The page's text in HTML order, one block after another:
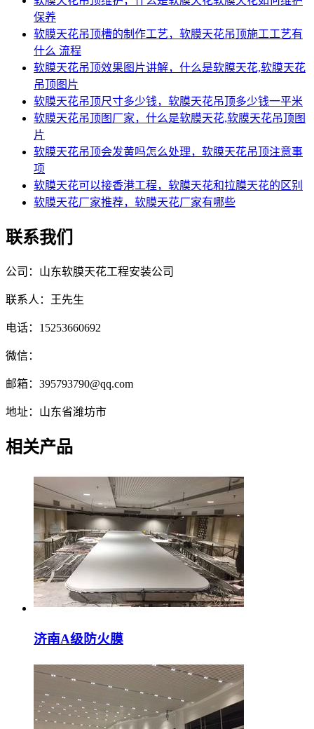
保养
软膜天花吊顶槽的制作工艺，软膜天花吊顶施工工艺有
什么 流程
软膜天花吊顶效果图片讲解，什么是软膜天花,软膜天花
吊顶图片
软膜天花吊顶尺寸多少钱，软膜天花吊顶多少钱一平米
软膜天花吊顶图厂家，什么是软膜天花,软膜天花吊顶图
片
软膜天花吊顶会发黄吗怎么处理，软膜天花吊顶注意事
项
软膜天花可以接香港工程，软膜天花和拉膜天花的区别
软膜天花厂家推荐，软膜天花厂家有哪些
联系我们
公司：山东软膜天花工程安装公司
联系人：王先生
电话：15253660692
微信：
邮箱：395793790@qq.com
地址：山东省潍坊市
相关产品
济南A级防火膜